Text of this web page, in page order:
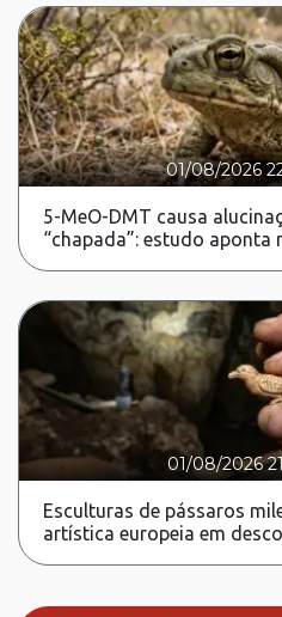
01/08/2026
5-MeO-DMT causa
“chapada”: estudo aponta
01/08/2026
Esculturas de pássaros
artística europeia em